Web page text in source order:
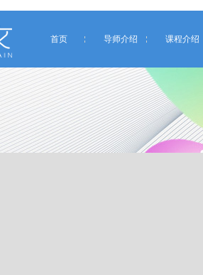
首页 导师介绍 课程介绍